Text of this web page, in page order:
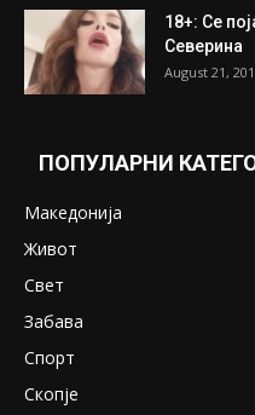
18+: Се
Северина
August 21,
ПОПУЛАРНИ
Македонија
Живот
Свет
Забава
Спорт
Скопје